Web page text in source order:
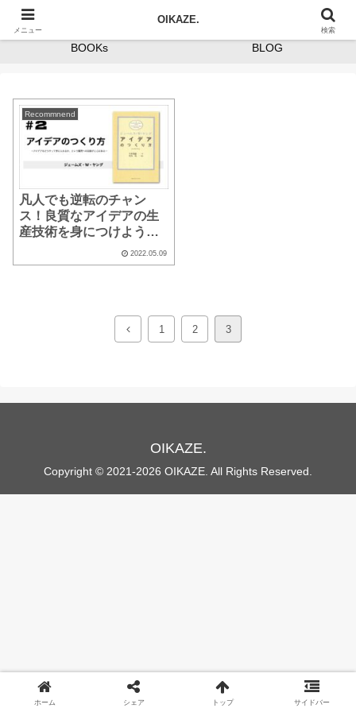
BOOKs BLOG
Recommnend
凡人でも逆転のチャン
ス！良質なアイデアの生
産技術を身につけよう。
【#２ アイデアのつくり
方】
2022.05.09
前 1 2 3
OIKAZE.
Copyright © 2021-2026 OIKAZE. All Rights Reserved.
メニュー
OIKAZE.
検索
ホーム シェア トップ サイドバー